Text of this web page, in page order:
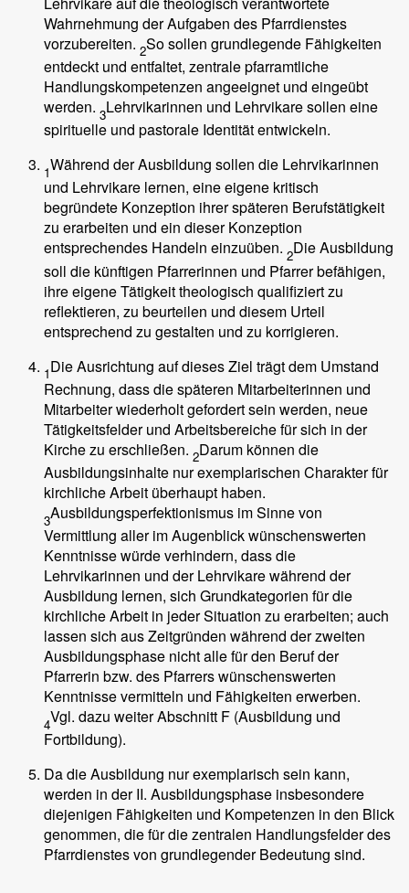
Wahrnehmung der Aufgaben des Pfarrdienstes
vorzubereiten. 2So sollen grundlegende Fähigkeiten
entdeckt und entfaltet, zentrale pfarramtliche
Handlungskompetenzen angeeignet und eingeübt
werden. 3Lehrvikarinnen und Lehrvikare sollen eine
spirituelle und pastorale Identität entwickeln.
1Während der Ausbildung sollen die Lehrvikarinnen
und Lehrvikare lernen, eine eigene kritisch
begründete Konzeption ihrer späteren Berufstätigkeit
zu erarbeiten und ein dieser Konzeption
entsprechendes Handeln einzuüben. 2Die Ausbildung
soll die künftigen Pfarrerinnen und Pfarrer befähigen,
ihre eigene Tätigkeit theologisch qualifiziert zu
reflektieren, zu beurteilen und diesem Urteil
entsprechend zu gestalten und zu korrigieren.
1Die Ausrichtung auf dieses Ziel trägt dem Umstand
Rechnung, dass die späteren Mitarbeiterinnen und
Mitarbeiter wiederholt gefordert sein werden, neue
Tätigkeitsfelder und Arbeitsbereiche für sich in der
Kirche zu erschließen. 2Darum können die
Ausbildungsinhalte nur exemplarischen Charakter für
kirchliche Arbeit überhaupt haben.
3Ausbildungsperfektionismus im Sinne von
Vermittlung aller im Augenblick wünschenswerten
Kenntnisse würde verhindern, dass die
Lehrvikarinnen und der Lehrvikare während der
Ausbildung lernen, sich Grundkategorien für die
kirchliche Arbeit in jeder Situation zu erarbeiten; auch
lassen sich aus Zeitgründen während der zweiten
Ausbildungsphase nicht alle für den Beruf der
Pfarrerin bzw. des Pfarrers wünschenswerten
Kenntnisse vermitteln und Fähigkeiten erwerben.
4Vgl. dazu weiter Abschnitt F (Ausbildung und
Fortbildung).
Da die Ausbildung nur exemplarisch sein kann,
werden in der II. Ausbildungsphase insbesondere
diejenigen Fähigkeiten und Kompetenzen in den Blick
genommen, die für die zentralen Handlungsfelder des
Pfarrdienstes von grundlegender Bedeutung sind.